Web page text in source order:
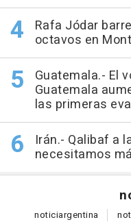
Rafa Jódar
octavos en
Guatemala.- El
Guatemala
las primeras
Irán.- Qalibaf a
necesitamos
noticiargentina